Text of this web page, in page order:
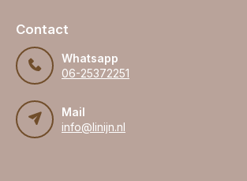
Contact
Whatsapp
06-25372251
Mail
info@linijn.nl